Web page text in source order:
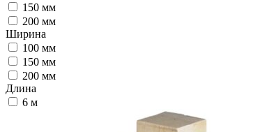
150 мм
200 мм
Ширина
100 мм
150 мм
200 мм
Длина
6 м